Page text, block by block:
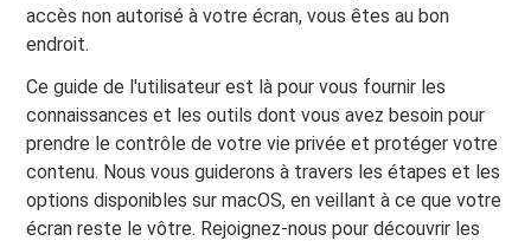
accès non autorisé à votre écran, vous êtes au bon
endroit.
Ce guide de l'utilisateur est là pour vous fournir les
connaissances et les outils dont vous avez besoin pour
prendre le contrôle de votre vie privée et protéger votre
contenu. Nous vous guiderons à travers les étapes et les
options disponibles sur macOS, en veillant à ce que votre
écran reste le vôtre. Rejoignez-nous pour découvrir les